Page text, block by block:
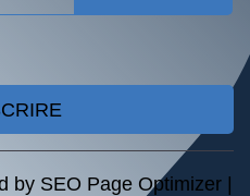
by SEO Page Optimizer |